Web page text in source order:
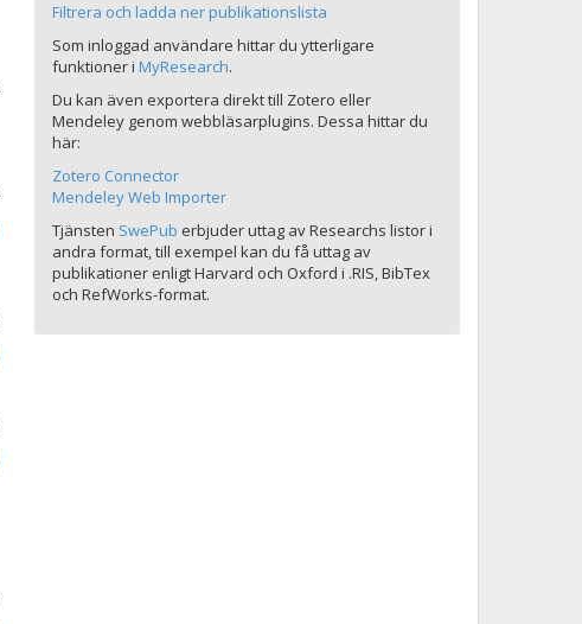
Filtrera och ladda ner publikationslista
Som inloggad användare hittar du ytterligare
funktioner i MyResearch.
Du kan även exportera direkt till Zotero eller
Mendeley genom webbläsarplugins. Dessa hittar du
här:
Zotero Connector
Mendeley Web Importer
Tjänsten SwePub erbjuder uttag av Researchs listor i
andra format, till exempel kan du få uttag av
publikationer enligt Harvard och Oxford i .RIS, BibTex
och RefWorks-format.